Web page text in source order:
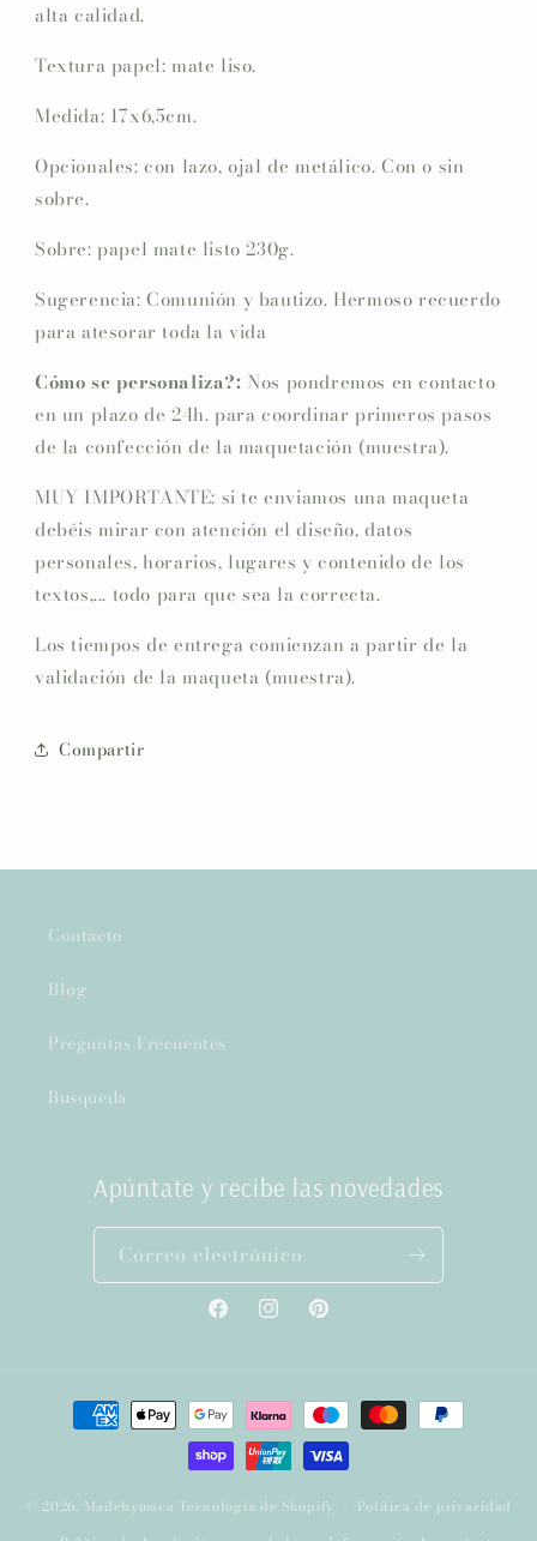
alta calidad.
Textura papel: mate liso.
Medida: 17x6,5cm.
Opcionales: con lazo, ojal de metálico. Con o sin
sobre.
Sobre: papel mate listo 230g.
Sugerencia: Comunión y bautizo. Hermoso recuerdo
para atesorar toda la vida
Cómo se personaliza?: Nos pondremos en contacto
en un plazo de 24h. para coordinar primeros pasos
de la confección de la maquetación (muestra).
MUY IMPORTANTE: si te enviamos una maqueta
debéis mirar con atención el diseño, datos
personales, horarios, lugares y contenido de los
textos,... todo para que sea la correcta.
Los tiempos de entrega comienzan a partir de la
validación de la maqueta (muestra).
Compartir
Contacto
Blog
Preguntas Frecuentes
Busqueda
Apúntate y recibe las novedades
Correo electrónico
FacebookInstagramPinterest
Formas
© 2026, Madebymaca Tecnología de Shopify
Política de privacidad